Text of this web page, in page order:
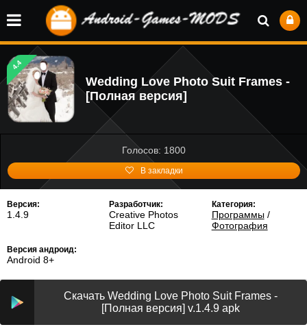
4.4
Wedding Love Photo Suit Frames -
[Полная версия]
Голосов: 1800
В закладки
Версия:
1.4.9
Разработчик:
Creative Photos
Editor LLC
Категория:
Программы/
Фотография
Версия андроид:
Android 8+
Скачать Wedding Love Photo Suit Frames -
[Полная версия] v.1.4.9 apk